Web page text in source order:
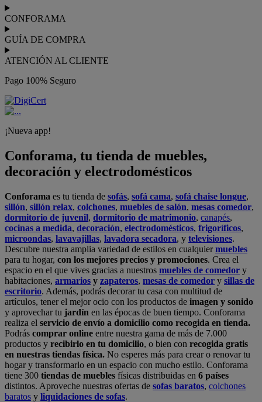
CONFORAMA
GUÍA DE COMPRA
ATENCIÓN AL CLIENTE
Pago 100% Seguro
¡Nueva app!
Conforama, tu tienda de muebles,
decoración y electrodomésticos
Conforama es tu tienda de sofás, sofá cama, sofá chaise longue,
sillón, sillón relax, colchones, muebles de salón, mesas comedor,
dormitorio de juvenil, dormitorio de matrimonio, canapés,
cocinas a medida, decoración, electrodomésticos, frigoríficos,
microondas, lavavajillas, lavadora secadora, y televisiones.
Descubre nuestra amplia variedad de estilos en cualquiermuebles
para tu hogar, con los mejores precios y promociones. Crea el
espacio en el que vives gracias a nuestros muebles de comedor y
habitaciones, armarios y zapateros, mesas de comedor y sillas de
escritorio. Además, podrás decorar tu casa con multitud de
artículos, tener el mejor ocio con los productos de imagen y sonido
y aprovechar tu jardín en las épocas de buen tiempo. Conforama
realiza el servicio de envío a domicilio como recogida en tienda.
Podrás comprar online entre nuestra gama de más de 7.000
productos y recibirlo en tu domicilio, o bien con recogida gratis
en nuestras tiendas física. No esperes más para crear o renovar tu
hogar y transformarlo en un espacio con mucho estilo. Conforama
tiene 300 tiendas de muebles físicas distribuidas en 6 países
distintos. Aproveche nuestras ofertas de sofas baratos, colchones
baratos y liquidaciones de sofas.